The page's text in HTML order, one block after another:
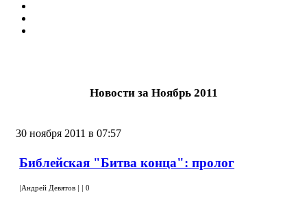
Новости за Ноябрь 2011
30 ноября 2011 в 07:57
Библейская "Битва конца": пролог
|Андрей Девятов | | 0